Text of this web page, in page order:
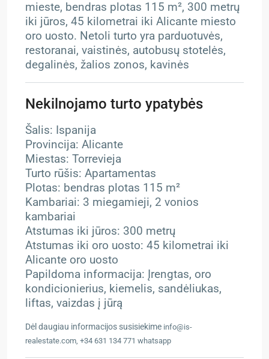
mieste, bendras plotas 115 m², 300 metrų
iki jūros, 45 kilometrai iki Alicante miesto
oro uosto. Netoli turto yra parduotuvės,
restoranai, vaistinės, autobusų stotelės,
degalinės, žalios zonos, kavinės
Nekilnojamo turto ypatybės
Šalis: Ispanija
Provincija: Alicante
Miestas: Torrevieja
Turto rūšis: Apartamentas
Plotas: bendras plotas 115 m²
Kambariai: 3 miegamieji, 2 vonios
kambariai
Atstumas iki jūros: 300 metrų
Atstumas iki oro uosto: 45 kilometrai iki
Alicante oro uosto
Papildoma informacija: Įrengtas, oro
kondicionierius, kiemelis, sandėliukas,
liftas, vaizdas į jūrą
Dėl daugiau informacijos susisiekime info@is-
realestate.com, +34 631 134 771 whatsapp